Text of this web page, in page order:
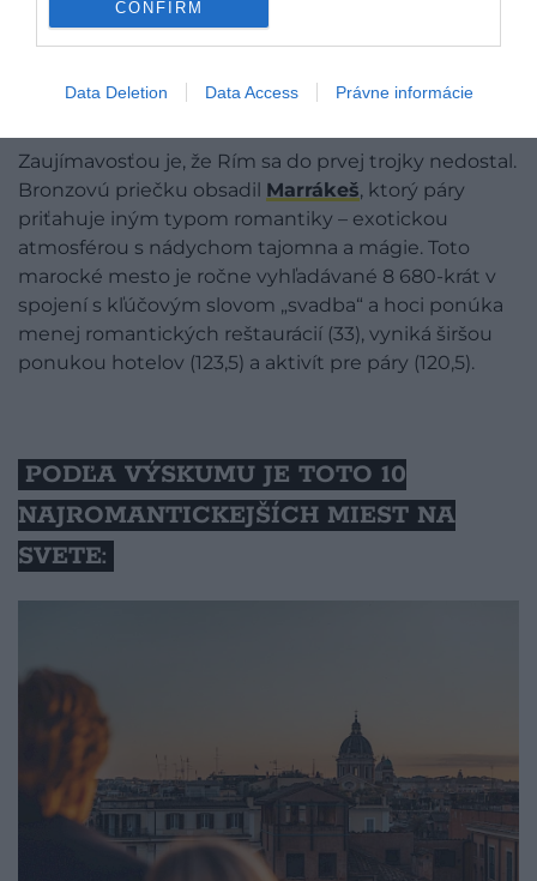
CONFIRM
Data Deletion Data Access Právne informácie
Zaujímavosťou je, že Rím sa do prvej trojky nedostal.
Bronzovú priečku obsadil Marrákeš, ktorý páry
priťahuje iným typom romantiky – exotickou
atmosférou s nádychom tajomna a mágie. Toto
marocké mesto je ročne vyhľadávané 8 680-krát v
spojení s kľúčovým slovom „svadba“ a hoci ponúka
menej romantických reštaurácií (33), vyniká širšou
ponukou hotelov (123,5) a aktivít pre páry (120,5).
PODĽA VÝSKUMU JE TOTO 10
NAJROMANTICKEJŠÍCH MIEST NA
SVETE: